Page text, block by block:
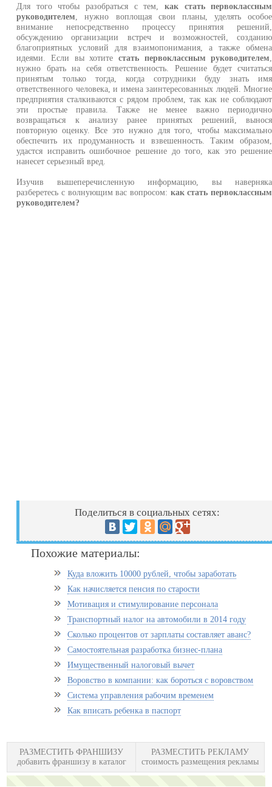
Для того чтобы разобраться с тем, как стать первоклассным
руководителем , нужно воплощая свои планы, уделять особое
внимание непосредственно процессу принятия решений,
обсуждению организации встреч и возможностей, созданию
благоприятных условий для взаимопонимания, а также обмена
идеями. Если вы хотите стать первоклассным руководителем
нужно брать на себя ответственность. Решение будет считаться
принятым только тогда, когда сотрудники буду знать имя
ответственного человека, и имена заинтересованных людей. Многие
предприятия сталкиваются с рядом проблем, так как не соблюдают
эти простые правила. Также не менее важно периодично
возвращаться к анализу ранее принятых решений, вынося
повторную оценку. Все это нужно для того, чтобы максимально
обеспечить их продуманность и взвешенность. Таким образом,
удастся исправить ошибочное решение до того, как это решение
нанесет серьезный вред.
Изучив вышеперечисленную информацию, вы наверняка
разберетесь с волнующим вас вопросом: как стать первоклассным
руководителем?
Поделиться в социальных сетях:
Похожие материалы:
Куда вложить 10000 рублей, чтобы заработать
Как начисляется пенсия по старости
Мотивация и стимулирование персонала
Транспортный налог на автомобили в 2014 году
Сколько процентов от зарплаты составляет аванс?
Самостоятельная разработка бизнес-плана
Имущественный налоговый вычет
Воровство в компании: как бороться с воровством
Система управления рабочим временем
Как вписать ребенка в паспорт
РАЗМЕСТИТЬ ФРАНШИЗУ
добавить франшизу в каталог
РАЗМЕСТИТЬ РЕКЛАМУ
стоимость размещения рекламы